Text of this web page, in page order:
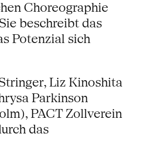
Choreographie
beschreibt das
Potenzial sich
Liz Kinoshita
Parkinson
PACT Zollverein
das